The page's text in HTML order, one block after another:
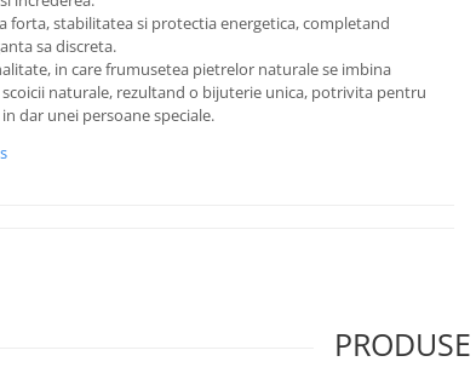
forta, stabilitatea si protectia energetica, completand
sa discreta.
in care frumusetea pietrelor naturale se imbina
naturale, rezultand o bijuterie unica, potrivita pentru
dar unei persoane speciale.